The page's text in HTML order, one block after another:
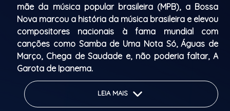
mãe da música popular brasileira (MPB), a Bossa
Nova marcou a história da música brasileira e elevou
compositores nacionais à fama mundial com
canções como Samba de Uma Nota Só, Águas de
Março, Chega de Saudade e, não poderia faltar, A
Garota de Ipanema.
Conheça um pouco mais sobre a trajetória desse
gênero que é sinônimo de brasilidades e da vida
LEIA MAIS